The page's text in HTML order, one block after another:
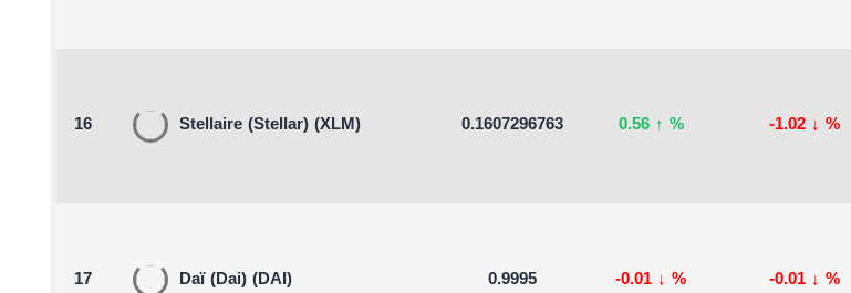
16 Stellaire (Stellar) (XLM) 0.1607296763 0.56 ↑ % -1.02 ↓ %
17 Daï (Dai) (DAI) 0.9995 -0.01 ↓ % -0.01 ↓ %